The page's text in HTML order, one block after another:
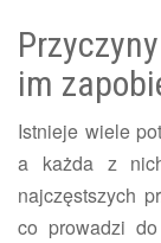
im
Istnieje wiele
a każda z
najczęstszych
co prowadzi